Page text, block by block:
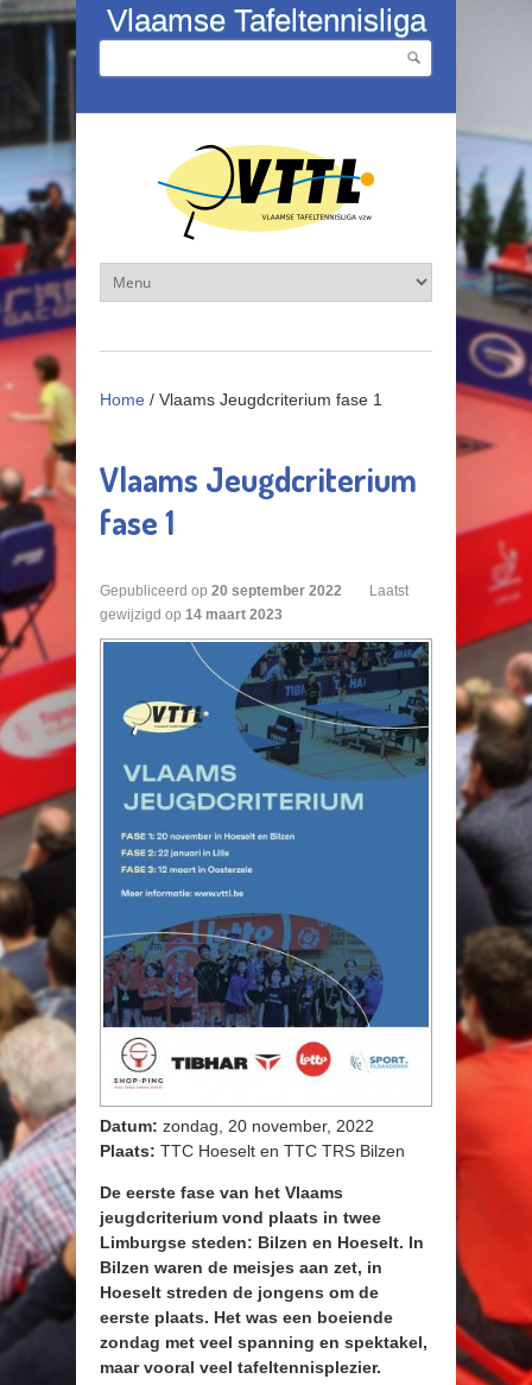
Overslaan en naar de inhoud gaan
Vlaamse Tafeltennisliga
Zoekveld
Home / Vlaams Jeugdcriterium fase 1
Vlaams Jeugdcriterium
fase 1
Gepubliceerd op 20 september 2022
Laatst
gewijzigd op 14 maart 2023
Datum: zondag, 20 november, 2022
Plaats: TTC Hoeselt en TTC TRS Bilzen
De eerste fase van het Vlaams
jeugdcriterium vond plaats in twee
Limburgse steden: Bilzen en Hoeselt. In
Bilzen waren de meisjes aan zet, in
Hoeselt streden de jongens om de
eerste plaats. Het was een boeiende
zondag met veel spanning en spektakel,
maar vooral veel tafeltennisplezier.